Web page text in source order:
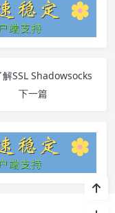
SSL Shadowsocks
下一篇